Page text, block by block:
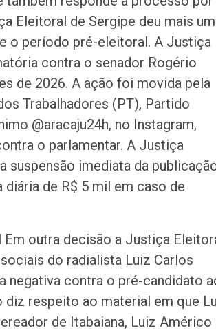
Eleitoral de Sergipe deu mais um
o período pré-eleitoral. A Justiça
contra o senador Rogério
de 2026. A ação foi movida pela
Trabalhadores (PT), Partido
@aracaju24h, no Instagram,
o parlamentar. A Justiça
suspensão imediata da
de R$ 5 mil em caso de
Em outra decisão a Justiça
do radialista Luiz Carlos
negativa contra o pré-candidato
diz respeito ao material em que
de Itabaiana, Luiz Américo